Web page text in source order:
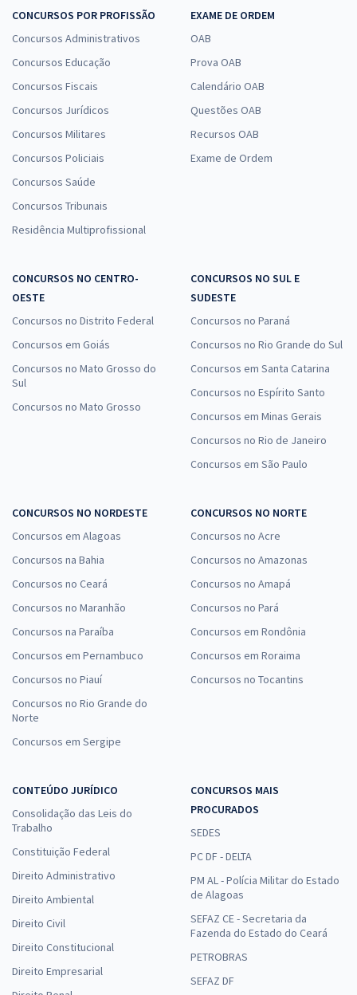
CONCURSOS POR PROFISSÃO
Concursos Administrativos
Concursos Educação
Concursos Fiscais
Concursos Jurídicos
Concursos Militares
Concursos Policiais
Concursos Saúde
Concursos Tribunais
Residência Multiprofissional
EXAME DE ORDEM
OAB
Prova OAB
Calendário OAB
Questões OAB
Recursos OAB
Exame de Ordem
CONCURSOS NO CENTRO-
OESTE
Concursos no Distrito Federal
Concursos em Goiás
Concursos no Mato Grosso do
Sul
Concursos no Mato Grosso
CONCURSOS NO SUL E
SUDESTE
Concursos no Paraná
Concursos no Rio Grande do Sul
Concursos em Santa Catarina
Concursos no Espírito Santo
Concursos em Minas Gerais
Concursos no Rio de Janeiro
Concursos em São Paulo
CONCURSOS NO NORDESTE
Concursos em Alagoas
Concursos na Bahia
Concursos no Ceará
Concursos no Maranhão
Concursos na Paraíba
Concursos em Pernambuco
Concursos no Piauí
Concursos no Rio Grande do
Norte
Concursos em Sergipe
CONCURSOS NO NORTE
Concursos no Acre
Concursos no Amazonas
Concursos no Amapá
Concursos no Pará
Concursos em Rondônia
Concursos em Roraima
Concursos no Tocantins
CONTEÚDO JURÍDICO
Consolidação das Leis do
Trabalho
Constituição Federal
Direito Administrativo
Direito Ambiental
Direito Civil
Direito Constitucional
Direito Empresarial
CONCURSOS MAIS
PROCURADOS
SEDES
PC DF - DELTA
PM AL - Polícia Militar do Estado
de Alagoas
SEFAZ CE - Secretaria da
Fazenda do Estado do Ceará
PETROBRAS
SEFAZ DF